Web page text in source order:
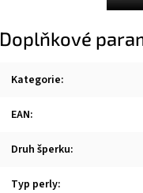
Doplňkové
Kategorie:
EAN:
Druh šperku:
Typ perly: